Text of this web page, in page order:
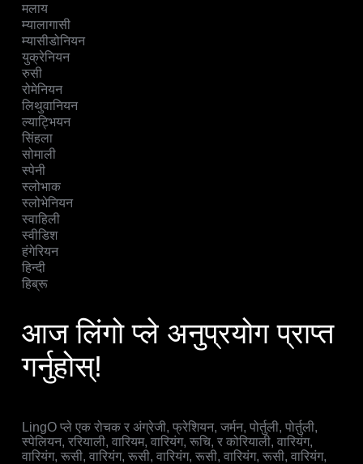
मलाय
म्यालागासी
म्यासीडोनियन
युक्रेनियन
रुसी
रोमेनियन
लिथुवानियन
ल्याट्भियन
सिंहला
सोमाली
स्पेनी
स्लोभाक
स्लोभेनियन
स्वाहिली
स्वीडिश
हंगेरियन
हिन्दी
हिब्रू
आज लिंगो प्ले अनुप्रयोग प्राप्त
गर्नुहोस्!
LingO प्ले एक रोचक र अंग्रेजी, फ्रेशियन, जर्मन, पोर्तुली, पोर्तुली,
स्पेलियन, ररियाली, वारियम, वारियंग, रूचि, र कोरियाली, वारियंग,
वारियंग, रूसी, वारियंग, रूसी, वारियंग, रूसी, वारियंग, रूसी, वारियंग,